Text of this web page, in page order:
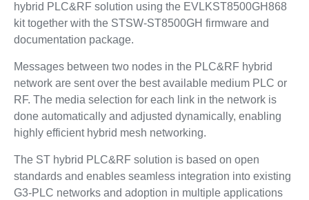
hybrid PLC&RF solution using the EVLKST8500GH868
kit together with the STSW-ST8500GH firmware and
documentation package.
Messages between two nodes in the PLC&RF hybrid
network are sent over the best available medium PLC or
RF. The media selection for each link in the network is
done automatically and adjusted dynamically, enabling
highly efficient hybrid mesh networking.
The ST hybrid PLC&RF solution is based on open
standards and enables seamless integration into existing
G3-PLC networks and adoption in multiple applications